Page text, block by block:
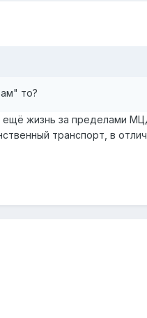
то?
ещё жизнь за пределами
транспорт, в